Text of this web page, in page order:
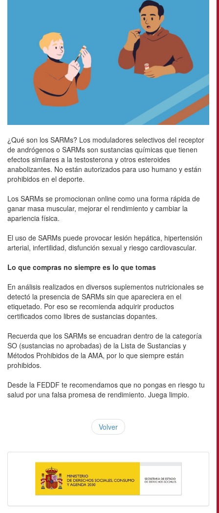
¿Qué son los SARMs? Los moduladores selectivos del receptor
de andrógenos o SARMs son sustancias químicas que tienen
efectos similares a la testosterona y otros esteroides
anabolizantes. No están autorizados para uso humano y están
prohibidos en el deporte.
Los SARMs se promocionan online como una forma rápida de
ganar masa muscular, mejorar el rendimiento y cambiar la
apariencia física.
El uso de SARMs puede provocar lesión hepática, hipertensión
arterial, infertilidad, disfunción sexual y riesgo cardiovascular.
Lo que compras no siempre es lo que tomas
En análisis realizados en diversos suplementos nutricionales se
detectó la presencia de SARMs sin que apareciera en el
etiquetado. Por eso se recomienda adquirir productos
certificados como libres de sustancias dopantes.
Recuerda que los SARMs se encuadran dentro de la categoría
SO (sustancias no aprobadas) de la Lista de Sustancias y
Métodos Prohibidos de la AMA, por lo que siempre están
prohibidos.
Desde la FEDDF te recomendamos que no pongas en riesgo tu
salud por una falsa promesa de rendimiento. Juega limpio.
Volver